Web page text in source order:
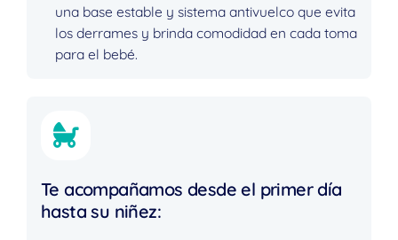
una base estable y sistema antivuelco que evita
los derrames y brinda comodidad en cada toma
para el bebé.
Te acompañamos desde el primer día
hasta su niñez: